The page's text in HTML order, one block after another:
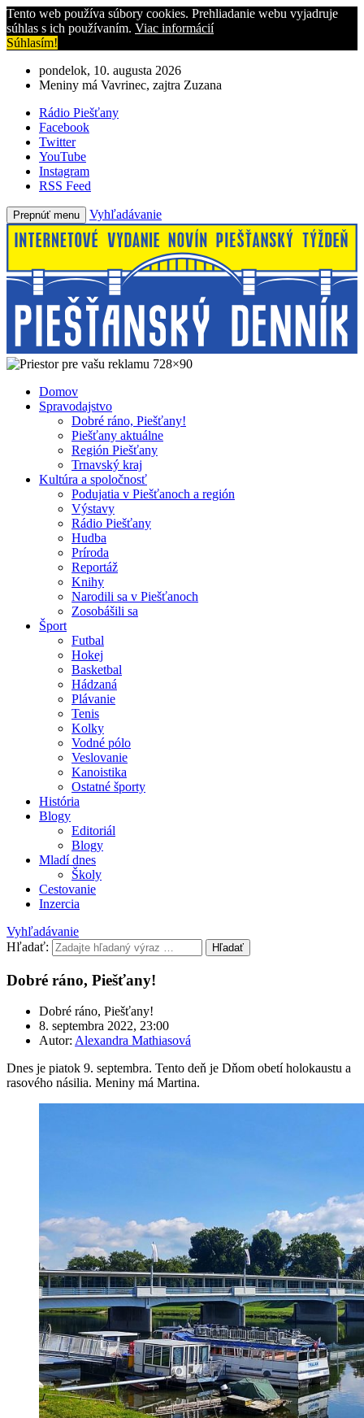
Tento web používa súbory cookies. Prehliadanie webu vyjadruje
súhlas s ich používaním. Viac informácií
Súhlasím!
pondelok, 10. augusta 2026
Meniny má Vavrinec, zajtra Zuzana
Rádio Piešťany
Facebook
Twitter
YouTube
Instagram
RSS Feed
Prepnúť menu Vyhľadávanie
Domov
Spravodajstvo
Dobré ráno, Piešťany!
Piešťany aktuálne
Región Piešťany
Trnavský kraj
Kultúra a spoločnosť
Podujatia v Piešťanoch a región
Výstavy
Rádio Piešťany
Hudba
Príroda
Reportáž
Knihy
Narodili sa v Piešťanoch
Zosobášili sa
Šport
Futbal
Hokej
Basketbal
Hádzaná
Plávanie
Tenis
Kolky
Vodné pólo
Veslovanie
Kanoistika
Ostatné športy
História
Blogy
Editoriál
Blogy
Mladí dnes
Školy
Cestovanie
Inzercia
Vyhľadávanie
Hľadať:
Hľadať
Dobré ráno, Piešťany!
Dobré ráno, Piešťany!
8. septembra 2022, 23:00
Autor: Alexandra Mathiasová
Dnes je piatok 9. septembra. Tento deň je Dňom obetí holokaustu a
rasového násilia. Meniny má Martina.